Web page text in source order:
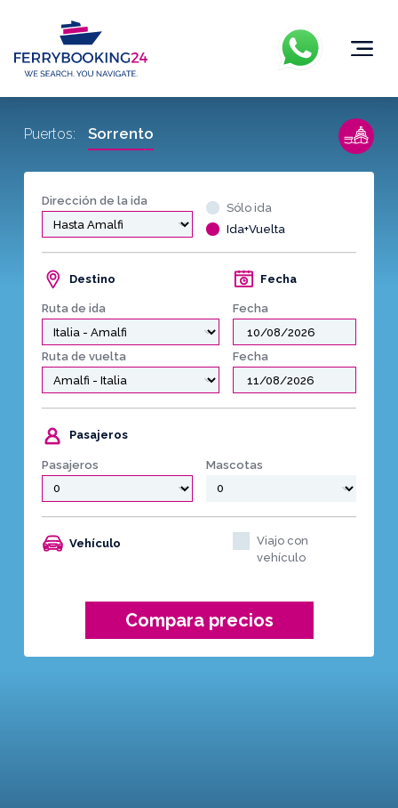
Dirección de la ida
Sólo ida
Ida+Vuelta
Destino
Ruta de ida
Fecha
Fecha
Ruta de vuelta Fecha
Pasajeros
Pasajeros Mascotas
Vehículo
Viajo con
vehículo
Compara precios
Puertos: Sorrento